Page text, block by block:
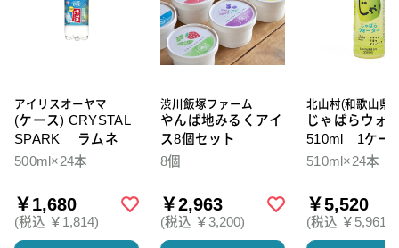
アイリスオーヤマ
(ケース) CRYSTAL
SPARK ラムネ
500ml×24本
￥1,680
(税込 ￥1,814)
渋川飯塚ファーム
やんば地みるくアイ
ス8個セット
8個
￥2,963
(税込 ￥3,200)
北山村(和歌山県)
じゃばらウォ
510ml 1ケー
本入
510ml×24本
￥5,520
(税込 ￥5,961)